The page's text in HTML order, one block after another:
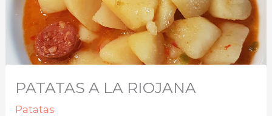
PATATAS A LA RIOJANA
Patatas